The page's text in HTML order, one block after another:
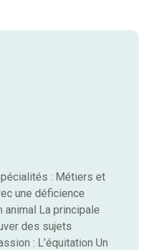
: Métiers et
une déficience
animal La principale
des sujets
: L’équitation Un